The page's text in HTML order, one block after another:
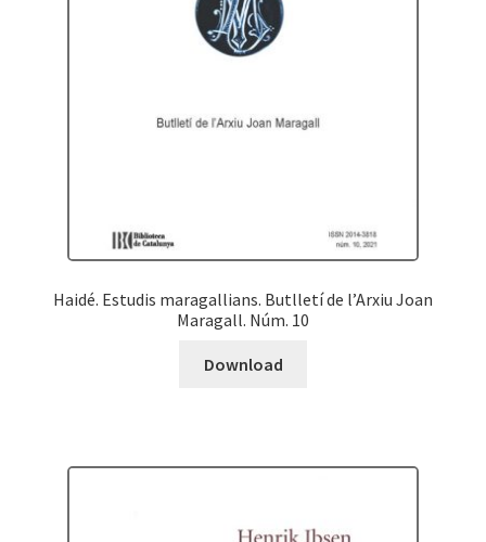
Haidé. Estudis maragallians. Butlletí de l’Arxiu Joan
Maragall. Núm. 10
Download